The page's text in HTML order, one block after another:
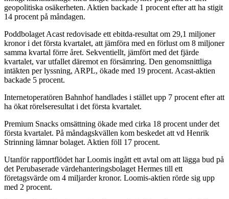
geopolitiska osäkerheten. Aktien backade 1 procent efter att ha stigit
14 procent på måndagen.
Poddbolaget Acast redovisade ett ebitda-resultat om 29,1 miljoner
kronor i det första kvartalet, att jämföra med en förlust om 8 miljoner
samma kvartal förre året. Sekventiellt, jämfört med det fjärde
kvartalet, var utfallet däremot en försämring. Den genomsnittliga
intäkten per lyssning, ARPL, ökade med 19 procent. Acast-aktien
backade 5 procent.
Internetoperatören Bahnhof handlades i stället upp 7 procent efter att
ha ökat rörelseresultat i det första kvartalet.
Premium Snacks omsättning ökade med cirka 18 procent under det
första kvartalet. På måndagskvällen kom beskedet att vd Henrik
Strinning lämnar bolaget. Aktien föll 17 procent.
Utanför rapportflödet har Loomis ingått ett avtal om att lägga bud på
det Perubaserade värdehanteringsbolaget Hermes till ett
företagsvärde om 4 miljarder kronor. Loomis-aktien rörde sig upp
med 2 procent.